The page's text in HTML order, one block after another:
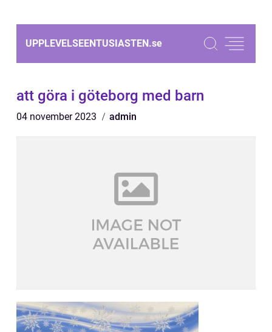
UPPLEVELSEENTUSIASTEN.se
att göra i göteborg med barn
04 november 2023 admin